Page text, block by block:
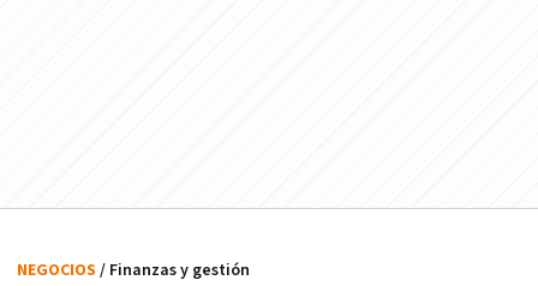
NEGOCIOS / Finanzas y gestión